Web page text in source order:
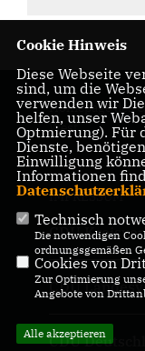
Homepage des
West
IMPRESSUM
CDU
CDU
CDU
Cookie Hinweis
Diese Webseite
sind, um die
verwenden wir
helfen, unser
Optmierung). Für
Dienste,
Einwilligung
Informationen
Technisch
Die notwendigen
ordnungsgemäßen
Cookies von
Zur Optimierung
Angebote von
Alle akzeptieren